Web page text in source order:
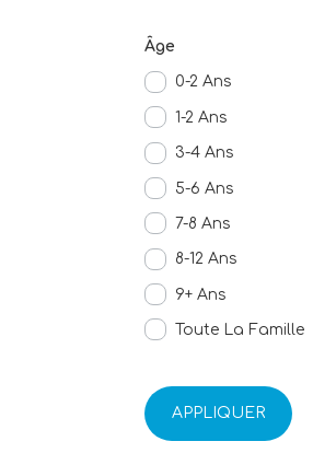
Âge
0-2 Ans
1-2 Ans
3-4 Ans
5-6 Ans
7-8 Ans
8-12 Ans
9+ Ans
Toute La Famille
APPLIQUER